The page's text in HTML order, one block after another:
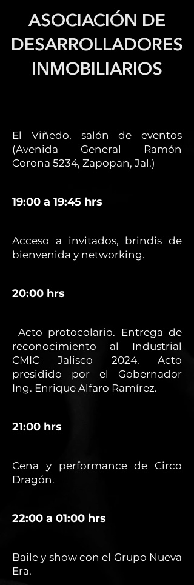
ASOCIACIÓN DE
DESARROLLADORES
INMOBILIARIOS
El Viñedo, salón de eventos
(Avenida General Ramón
Corona 5234, Zapopan, Jal.)
19:00 a 19:45 hrs
Acceso a invitados, brindis de
bienvenida y networking.
20:00 hrs
Acto protocolario. Entrega de
reconocimiento al Industrial
CMIC Jalisco 2024. Acto
presidido por el Gobernador
Ing. Enrique Alfaro Ramírez.
21:00 hrs
Cena y performance de Circo
Dragón.
22:00 a 01:00 hrs
Baile y show con el Grupo Nueva
Era.